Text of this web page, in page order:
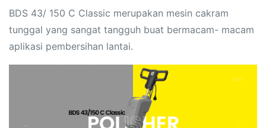
BDS 43/ 150 C Classic merupakan mesin cakram
tunggal yang sangat tangguh buat bermacam- macam
aplikasi pembersihan lantai.